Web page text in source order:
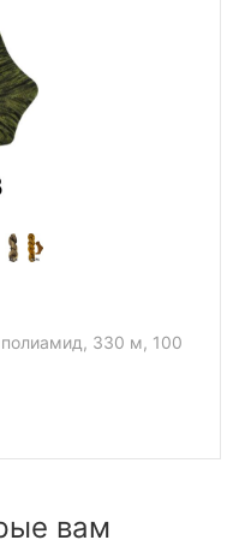
330 м, 100
вам